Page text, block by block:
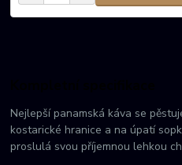
Nejlepší panamská káva se
kostarické hranice a na úpatí
proslulá svou příjemnou lehkou